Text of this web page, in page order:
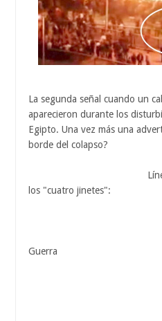
La segunda señal cuando un
aparecieron durante los
Egipto. Una vez más una
borde del colapso?
Línea de
los "cuatro jinetes":
Rey del
Guerra
El